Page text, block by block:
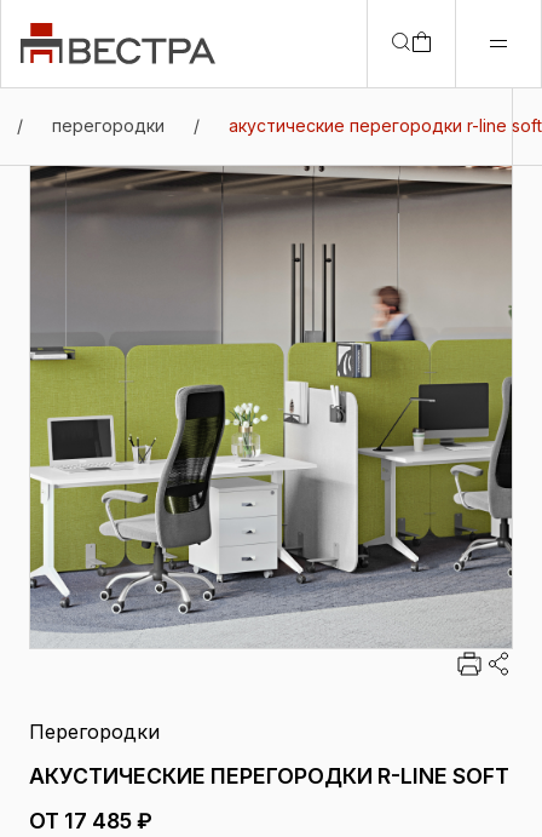
/ перегородки / акустические перегородки r-line soft
Перегородки
АКУСТИЧЕСКИЕ ПЕРЕГОРОДКИ R-LINE SOFT
ОТ 17 485 ₽